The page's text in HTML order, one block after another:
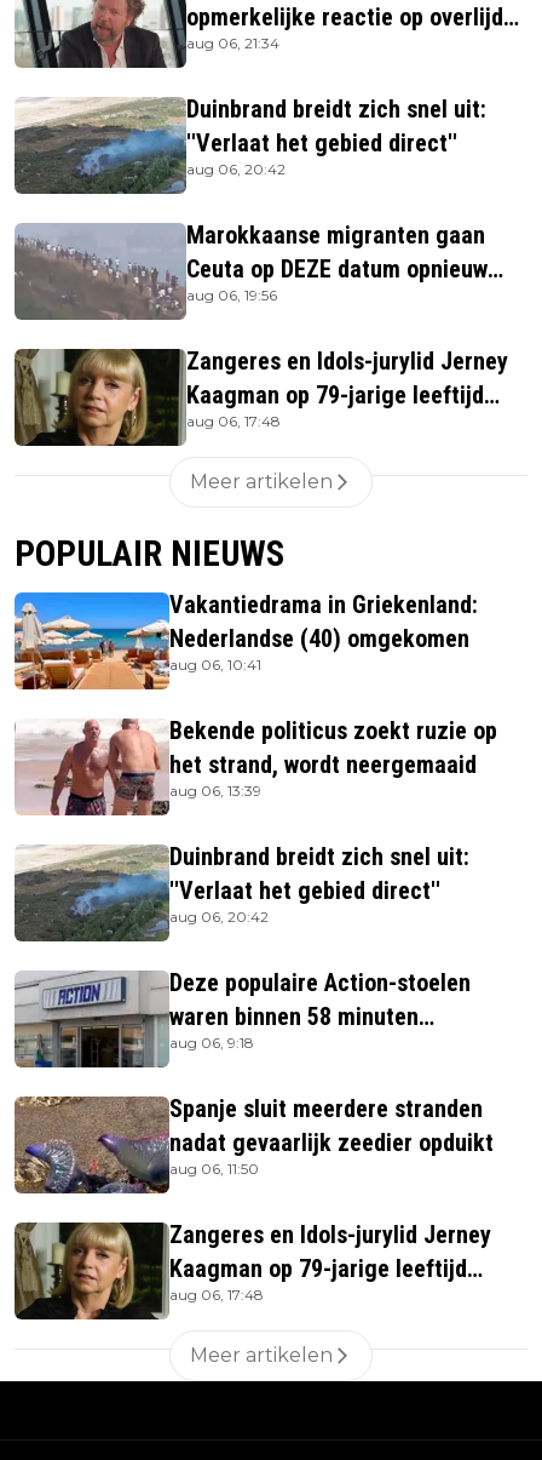
opmerkelijke reactie op overlijden
Jerney Kaagman
aug 06, 21:34
Duinbrand breidt zich snel uit:
''Verlaat het gebied direct''
aug 06, 20:42
Marokkaanse migranten gaan
Ceuta op DEZE datum opnieuw
bestormen
aug 06, 19:56
Zangeres en Idols-jurylid Jerney
Kaagman op 79-jarige leeftijd
overleden
aug 06, 17:48
Meer artikelen
POPULAIR NIEUWS
Vakantiedrama in Griekenland:
Nederlandse (40) omgekomen
aug 06, 10:41
Bekende politicus zoekt ruzie op
het strand, wordt neergemaaid
aug 06, 13:39
Duinbrand breidt zich snel uit:
''Verlaat het gebied direct''
aug 06, 20:42
Deze populaire Action-stoelen
waren binnen 58 minuten
uitverkocht zijn vandaag weer te
aug 06, 9:18
Spanje sluit meerdere stranden
nadat gevaarlijk zeedier opduikt
aug 06, 11:50
Zangeres en Idols-jurylid Jerney
Kaagman op 79-jarige leeftijd
overleden
aug 06, 17:48
Meer artikelen